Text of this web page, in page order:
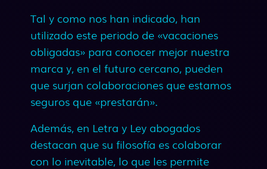
Tal y como nos han indicado, han
utilizado este periodo de «vacaciones
obligadas» para conocer mejor nuestra
marca y, en el futuro cercano, pueden
que surjan colaboraciones que estamos
seguros que «prestarán».
Además, en Letra y Ley abogados
destacan que su filosofía es colaborar
con lo inevitable, lo que les permite